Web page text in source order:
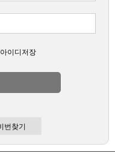
아이디저장